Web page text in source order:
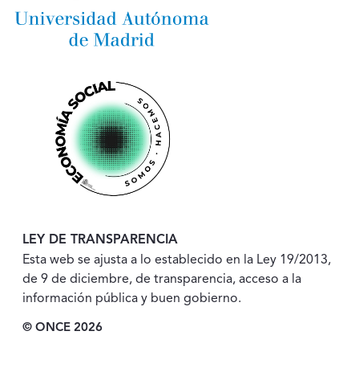
LEY DE TRANSPARENCIA
Esta web se ajusta a lo establecido en la Ley 19/2013,
de 9 de diciembre, de transparencia, acceso a la
información pública y buen gobierno.
© ONCE 2026